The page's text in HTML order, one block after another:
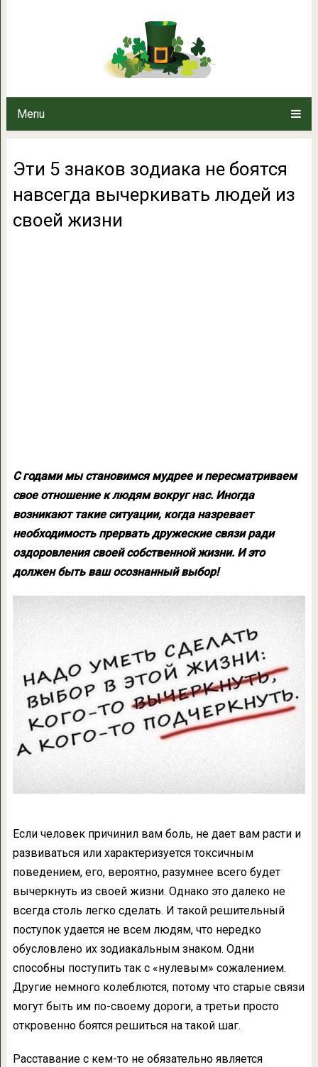
Menu
Эти 5 знаков зодиака не
Эти 5 знаков зодиака не боятся
навсегда вычеркивать людей из
своей жизни
С годами мы становимся мудрее и пересматриваем
свое отношение к людям вокруг нас. Иногда
возникают такие ситуации, когда назревает
необходимость прервать дружеские связи ради
оздоровления своей собственной жизни. И это
должен быть ваш осознанный выбор!
Если человек причинил вам боль, не дает вам расти и
развиваться или характеризуется токсичным
поведением, его, вероятно, разумнее всего будет
вычеркнуть из своей жизни. Однако это далеко не
всегда столь легко сделать. И такой решительный
поступок удается не всем людям, что нередко
обусловлено их зодиакальным знаком. Одни
способны поступить так с «нулевым» сожалением.
Другие немного колеблются, потому что старые связи
могут быть им по-своему дороги, а третьи просто
откровенно боятся решиться на такой шаг.
Расставание с кем-то не обязательно является